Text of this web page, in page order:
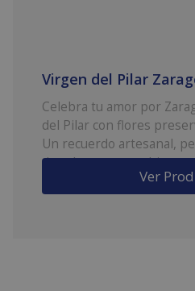
Virgen del Pilar
Celebra tu amor por
del Pilar con flores
Un recuerdo artesanal,
duradero que combina
Ideal como regalo con
llevan la ciudad en el
Ver